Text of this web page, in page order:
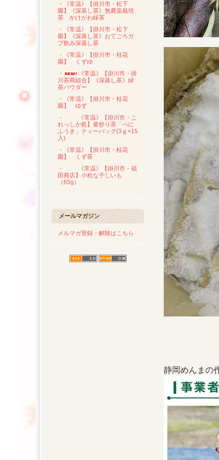
・《常温》【掛川市・松下
園】《深蒸し茶》無農薬栽培
茶 かけがわ緑茶
・《常温》【掛川市・松下
園】《深蒸し茶》おてごろガ
ブ飲み深蒸し茶
・《常温》【掛川市・桂花
園】 くずゆ
・
《常温》【掛川市・掛
川茶商組合】《深蒸し茶》緑
茶パウダー
・《常温》【掛川市・桂花
園】 ゆず
・
《常温》【掛川市・こ
れっしか処】釜炒り茶「べに
ふうき」ティーバッグ(3ｇ×15
入)
・《常温》【掛川市・桂花
園】 くず茶
・
《常温》【掛川市・福
田商店】小粒な干しいも
（65g）
メールマガジン
メルマガ登録・解除はこちら
静岡めんまの